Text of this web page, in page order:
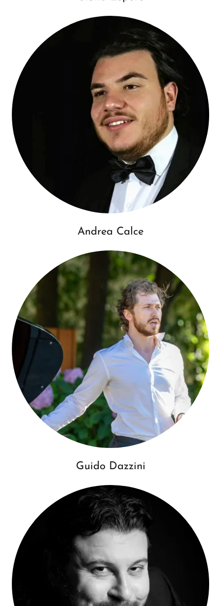
Andrea Calce
Guido Dazzini